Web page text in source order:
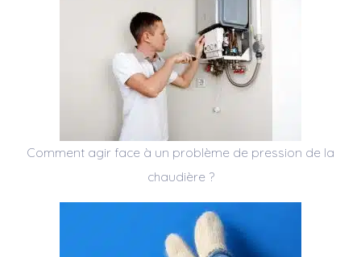
Comment agir face à un problème de pression de la
chaudière ?